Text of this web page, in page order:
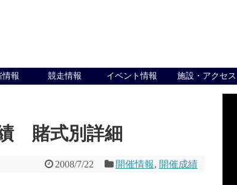
情報 競走情報 イベント情報 施設・アクセス
賭式別詳細
2008/7/22 開催情報, 開催成績